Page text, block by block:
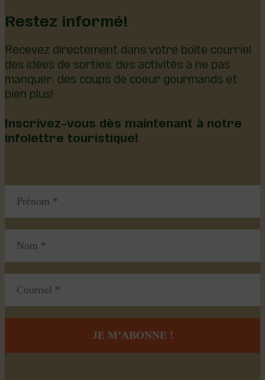
Restez informé!
Recevez directement dans votre boîte courriel
des idées de sorties, des activités à ne pas
manquer, des coups de coeur gourmands et
bien plus!
Inscrivez-vous dès maintenant à notre
infolettre touristique!